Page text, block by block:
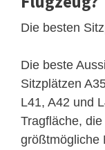
Die besten
Die beste
Sitzplätzen
L41, A42 und
Tragfläche,
größtmögliche